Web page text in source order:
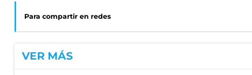
Para compartir en redes
VER MÁS